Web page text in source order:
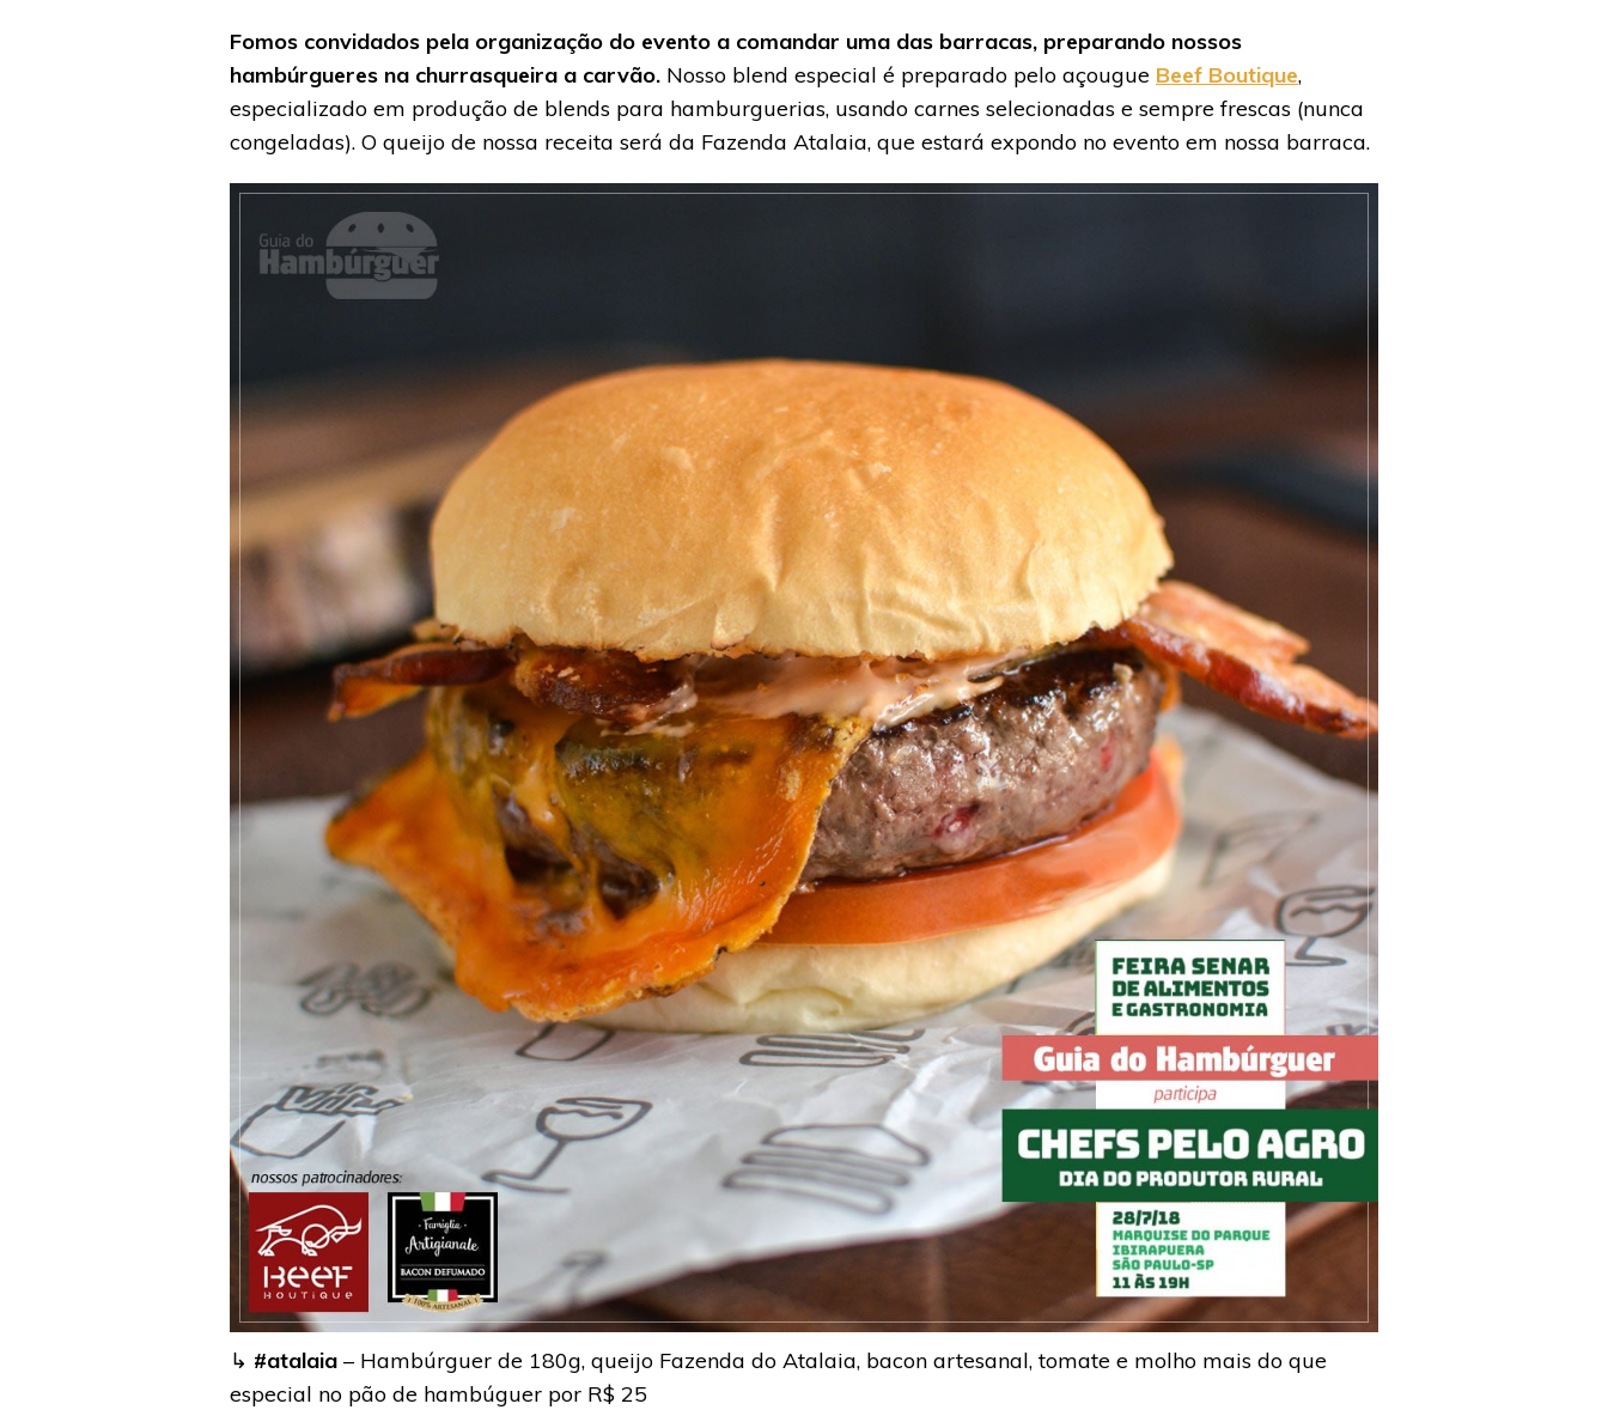
Fomos convidados pela organização do evento a comandar uma das barracas, preparando nossos
hambúrgueres na churrasqueira a carvão. Nosso blend especial é preparado pelo açougue Beef Boutique,
especializado em produção de blends para hamburguerias, usando carnes selecionadas e sempre frescas (nunca
congeladas). O queijo de nossa receita será da Fazenda Atalaia, que estará expondo no evento em nossa barraca.
↳ #atalaia – Hambúrguer de 180g, queijo Fazenda do Atalaia, bacon artesanal, tomate e molho mais do que
especial no pão de hambúguer por R$ 25